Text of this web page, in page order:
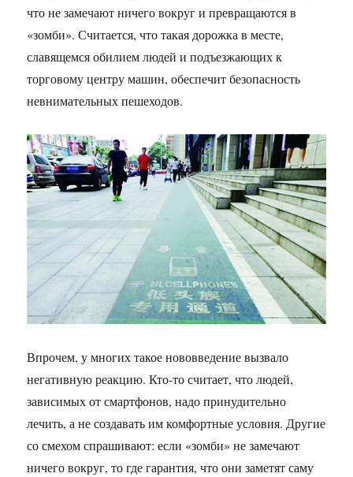
что не замечают ничего вокруг и превращаются в
«зомби». Считается, что такая дорожка в месте,
славящемся обилием людей и подъезжающих к
торговому центру машин, обеспечит безопасность
невнимательных пешеходов.
Впрочем, у многих такое нововведение вызвало
негативную реакцию. Кто-то считает, что людей,
зависимых от смартфонов, надо принудительно
лечить, а не создавать им комфортные условия. Другие
со смехом спрашивают: если «зомби» не замечают
ничего вокруг, то где гарантия, что они заметят саму